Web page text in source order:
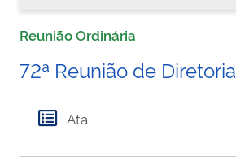
Reunião Ordinária
72ª Reunião de Diretoria
Ata